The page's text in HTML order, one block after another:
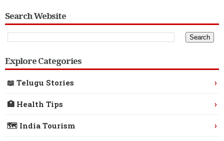
Search Website
Explore Categories
📖 Telugu Stories ›
🏥 Health Tips ›
🗺️ India Tourism ›